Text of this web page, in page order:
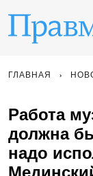
ГЛАВНАЯ
Работа
должна
надо